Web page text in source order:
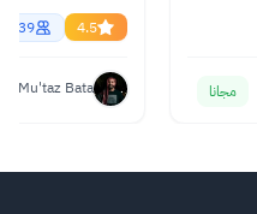
مجانا
English
4.5
Mu'taz Bata